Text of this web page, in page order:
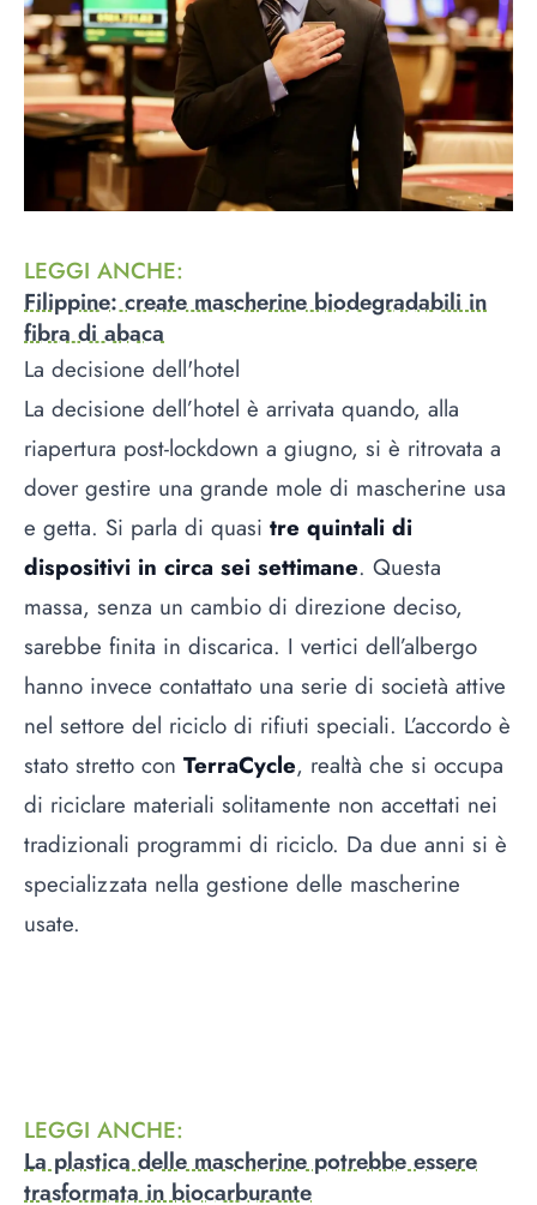
LEGGI ANCHE:
Filippine: create mascherine biodegradabili in
fibra di abaca
La decisione dell'hotel
La decisione dell’hotel è arrivata quando, alla
riapertura post-lockdown a giugno, si è ritrovata a
dover gestire una grande mole di mascherine usa
e getta. Si parla di quasi tre quintali di
dispositivi in circa sei settimane. Questa
massa, senza un cambio di direzione deciso,
sarebbe finita in discarica. I vertici dell’albergo
hanno invece contattato una serie di società attive
nel settore del riciclo di rifiuti speciali. L’accordo è
stato stretto con TerraCycle, realtà che si occupa
di riciclare materiali solitamente non accettati nei
tradizionali programmi di riciclo. Da due anni si è
specializzata nella gestione delle mascherine
usate.
LEGGI ANCHE:
La plastica delle mascherine potrebbe essere
trasformata in biocarburante